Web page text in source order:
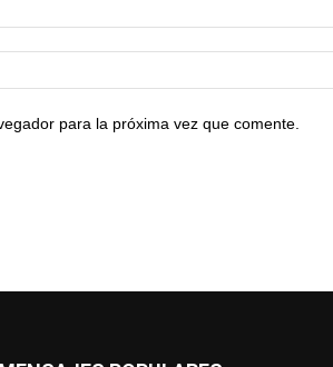
para la próxima vez que comente.